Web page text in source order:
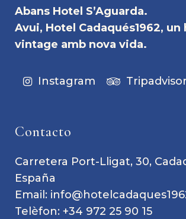
Abans Hotel S’Aguarda.
Avui, Hotel Cadaqués1962, un
vintage amb nova vida.
Instagram Tripadvisor
Contacto
Carretera Port-Lligat, 30,
España
Email:
Telèfon: +34 972 25 90 15